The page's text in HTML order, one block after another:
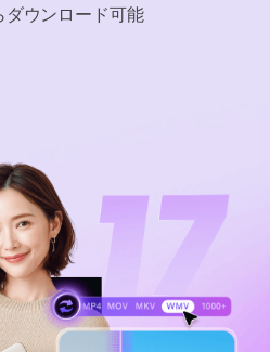
の動画ファイルを
画変換ツール
画像の無料変換
Hot
ウンロード可能